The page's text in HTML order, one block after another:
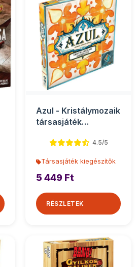
Azul - Kristálymozaik
társasjáték
4.5/5
Társasjáték kiegészítők
5 449 Ft
RÉSZLETEK